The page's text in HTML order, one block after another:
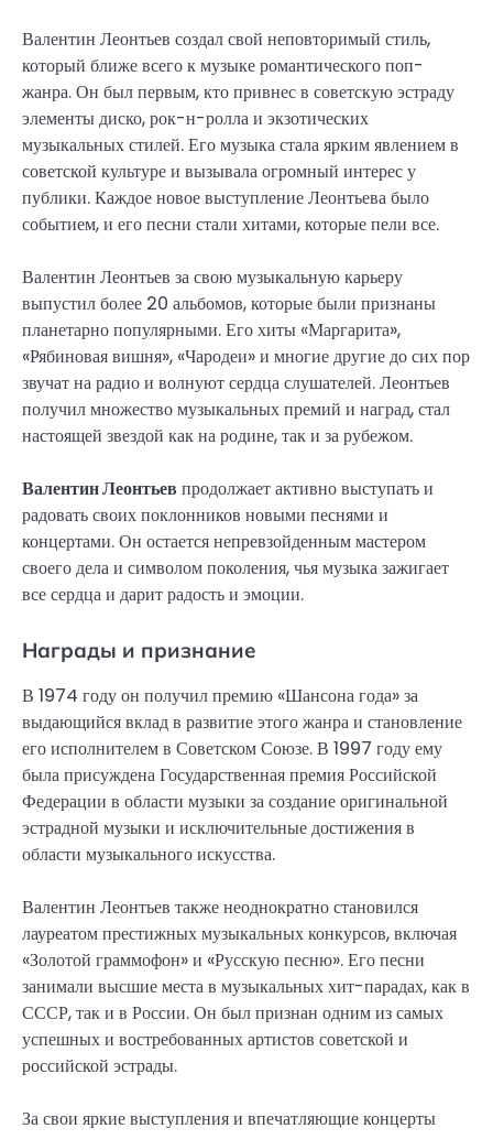
Валентин Леонтьев создал свой неповторимый стиль,
который ближе всего к музыке романтического поп-
жанра. Он был первым, кто привнес в советскую эстраду
элементы диско, рок-н-ролла и экзотических
музыкальных стилей. Его музыка стала ярким явлением в
советской культуре и вызывала огромный интерес у
публики. Каждое новое выступление Леонтьева было
событием, и его песни стали хитами, которые пели все.
Валентин Леонтьев за свою музыкальную карьеру
выпустил более 20 альбомов, которые были признаны
планетарно популярными. Его хиты «Маргарита»,
«Рябиновая вишня», «Чародеи» и многие другие до сих пор
звучат на радио и волнуют сердца слушателей. Леонтьев
получил множество музыкальных премий и наград, стал
настоящей звездой как на родине, так и за рубежом.
Валентин Леонтьев продолжает активно выступать и
радовать своих поклонников новыми песнями и
концертами. Он остается непревзойденным мастером
своего дела и символом поколения, чья музыка зажигает
все сердца и дарит радость и эмоции.
Награды и признание
В 1974 году он получил премию «Шансона года» за
выдающийся вклад в развитие этого жанра и становление
его исполнителем в Советском Союзе. В 1997 году ему
была присуждена Государственная премия Российской
Федерации в области музыки за создание оригинальной
эстрадной музыки и исключительные достижения в
области музыкального искусства.
Валентин Леонтьев также неоднократно становился
лауреатом престижных музыкальных конкурсов, включая
«Золотой граммофон» и «Русскую песню». Его песни
занимали высшие места в музыкальных хит-парадах, как в
СССР, так и в России. Он был признан одним из самых
успешных и востребованных артистов советской и
российской эстрады.
За свои яркие выступления и впечатляющие концерты